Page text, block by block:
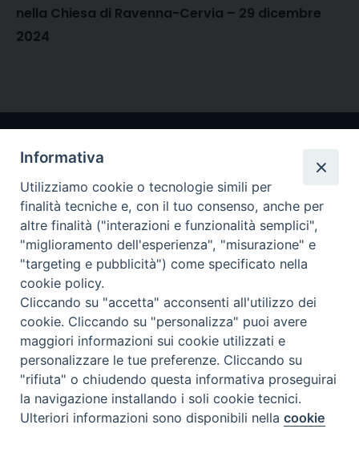
nella Chiesa di Ravenna-Cervia – 29 dicembre
2024
Arcidiocesi di Ravenna-Cervia
CONTATTI
Piazza Arcivescovado, 1 48121- Ravenna
tel 0544.541655
curia@diocesiravennacervia.it
Per segnalazioni tecniche e aggiornamenti:
webmaster@diocesiravennacervia.it
Preferenze Cookie
Informativa
Utilizziamo cookie o tecnologie simili per
finalità tecniche e, con il tuo consenso, anche per
altre finalità ("interazioni e funzionalità semplici",
"miglioramento dell'esperienza", "misurazione" e
"targeting e pubblicità") come specificato nella
cookie policy.
Cliccando su "accetta" acconsenti all'utilizzo dei
cookie. Cliccando su "personalizza" puoi avere
maggiori informazioni sui cookie utilizzati e
personalizzare le tue preferenze. Cliccando su
"rifiuta" o chiudendo questa informativa proseguirai
la navigazione installando i soli cookie tecnici.
Ulteriori informazioni sono disponibili nellacookie